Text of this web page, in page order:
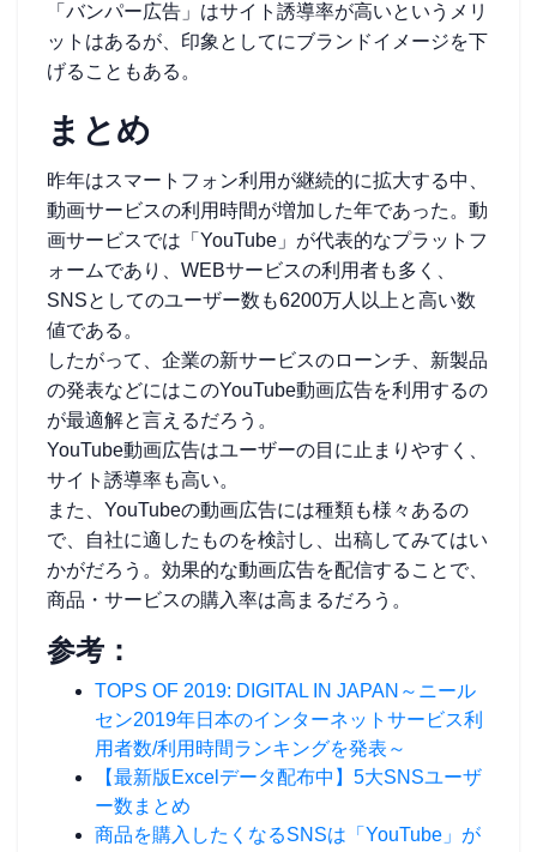
「バンパー広告」はサイト誘導率が高いというメリ
ットはあるが、印象としてにブランドイメージを下
げることもある。
まとめ
昨年はスマートフォン利用が継続的に拡大する中、
動画サービスの利用時間が増加した年であった。動
画サービスでは「YouTube」が代表的なプラットフ
ォームであり、WEBサービスの利用者も多く、
SNSとしてのユーザー数も6200万人以上と高い数
値である。
したがって、企業の新サービスのローンチ、新製品
の発表などにはこのYouTube動画広告を利用するの
が最適解と言えるだろう。
YouTube動画広告はユーザーの目に止まりやすく、
サイト誘導率も高い。
また、YouTubeの動画広告には種類も様々あるの
で、自社に適したものを検討し、出稿してみてはい
かがだろう。効果的な動画広告を配信することで、
商品・サービスの購入率は高まるだろう。
参考：
TOPS OF 2019: DIGITAL IN JAPAN～ニール
セン2019年日本のインターネットサービス利
用者数/利用時間ランキングを発表～
【最新版Excelデータ配布中】5大SNSユーザ
ー数まとめ
商品を購入したくなるSNSは「YouTube」が